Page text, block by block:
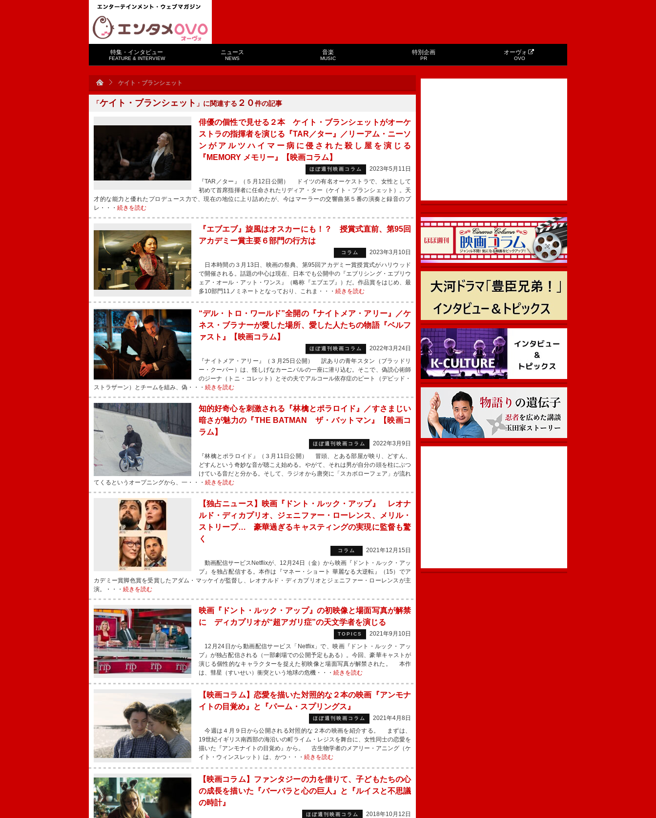
特集・インタビュー
FEATURE & INTERVIEW
ニュース
NEWS
音楽
MUSIC
特別企画
PR
オーヴォ
OVO
ケイト・ブランシェット
「ケイト・ブランシェット 」に関連する ２０件の記事
俳優の個性で見せる２本 ケイト・ブランシェットがオーケ
ストラの指揮者を演じる『TAR／ター』／リーアム・ニーソ
ンがアルツハイマー病に侵された殺し屋を演じる
『MEMORY メモリー』【映画コラム】
ほぼ週刊映画コラム
2023年5月11日
『TAR／ター』（５月12日公開） ドイツの有名オーケストラで、女性として
初めて首席指揮者に任命されたリディア・ター（ケイト・ブランシェット）。天
才的な能力と優れたプロデュース力で、現在の地位に上り詰めたが、今はマーラーの交響曲第５番の演奏と録音のプ
レ・・・ 続きを読む
『エブエブ』旋風はオスカーにも！？ 授賞式直前、第95回
アカデミー賞主要６部門の行方は
コラム
2023年3月10日
日本時間の３月13日、映画の祭典、第95回アカデミー賞授賞式がハリウッド
で開催される。話題の中心は現在、日本でも公開中の『エブリシング・エブリウ
ェア・オール・アット・ワンス』（略称『エブエブ』）だ。作品賞をはじめ、最
多10部門11ノミネートとなっており、これま・・・ 続きを読む
“デル・トロ・ワールド”全開の『ナイトメア・アリー』／ケ
ネス・ブラナーが愛した場所、愛した人たちの物語『ベルフ
ァスト』【映画コラム】
ほぼ週刊映画コラム
2022年3月24日
『ナイトメア・アリー』（３月25日公開） 訳ありの青年スタン（ブラッドリ
ー・クーパー）は、怪しげなカーニバルの一座に潜り込む。そこで、偽読心術師
のジーナ（トニ・コレット）とその夫でアルコール依存症のピート（デビッド・
ストラザーン）とチームを組み、偽・・・ 続きを読む
知的好奇心を刺激される『林檎とポラロイド』／すさまじい
暗さが魅力の『THE BATMAN ザ・バットマン』【映画コ
ラム】
ほぼ週刊映画コラム
2022年3月9日
『林檎とポラロイド』（３月11日公開） 冒頭、とある部屋が映り、どすん、
どすんという奇妙な音が聴こえ始める。やがて、それは男が自分の頭を柱にぶつ
けている音だと分かる。そして、ラジオから唐突に「スカボローフェア」が流れ
てくるというオープニングから、一・・・ 続きを読む
【独占ニュース】映画『ドント・ルック・アップ』 レオナ
ルド・ディカプリオ、ジェニファー・ローレンス、メリル・
ストリープ… 豪華過ぎるキャスティングの実現に監督も驚
く
コラム
2021年12月15日
動画配信サービスNetflixが、12月24日（金）から映画『ドント・ルック・アッ
プ』を独占配信する。本作は『マネー・ショート 華麗なる大逆転』（15）でア
カデミー賞脚色賞を受賞したアダム・マッケイが監督し、レオナルド・ディカプリオとジェニファー・ローレンスが主
演。・・・ 続きを読む
映画『ドント・ルック・アップ』の初映像と場面写真が解禁
に ディカプリオが“超アガリ症”の天文学者を演じる
TOPICS
2021年9月10日
12月24日から動画配信サービス「Netflix」で、映画『ドント・ルック・アッ
プ』が独占配信される（一部劇場での公開予定もある）。今回、豪華キャストが
演じる個性的なキャラクターを捉えた初映像と場面写真が解禁された。 本作
は、彗星（すいせい）衝突という地球の危機・・・ 続きを読む
【映画コラム】恋愛を描いた対照的な２本の映画『アンモナ
イトの目覚め』と『パーム・スプリングス』
ほぼ週刊映画コラム
2021年4月8日
今週は４月９日から公開される対照的な２本の映画を紹介する。 まずは、
19世紀イギリス南西部の海沿いの町ライム・レジスを舞台に、女性同士の恋愛を
描いた『アンモナイトの目覚め』から。 古生物学者のメアリー・アニング（ケ
イト・ウィンスレット）は、かつ・・・ 続きを読む
【映画コラム】ファンタジーの力を借りて、子どもたちの心
の成長を描いた『バーバラと心の巨人』と『ルイスと不思議
の時計』
ほぼ週刊映画コラム
2018年10月12日